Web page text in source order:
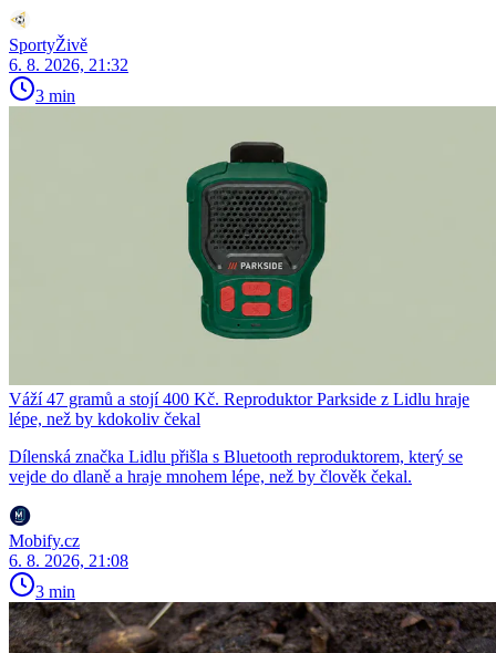
SportyŽivě
6. 8. 2026, 21:32
3 min
Váží 47 gramů a stojí 400 Kč. Reproduktor Parkside z Lidlu hraje
lépe, než by kdokoliv čekal
Dílenská značka Lidlu přišla s Bluetooth reproduktorem, který se
vejde do dlaně a hraje mnohem lépe, než by člověk čekal.
Mobify.cz
6. 8. 2026, 21:08
3 min